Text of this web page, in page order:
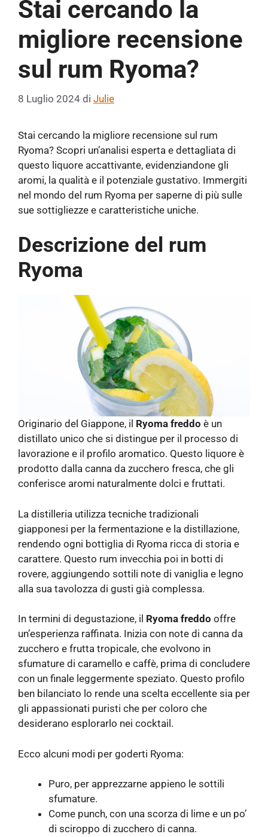
Stai cercando la
migliore recensione
sul rum Ryoma?
8 Luglio 2024 di Julie
Stai cercando la migliore recensione sul rum
Ryoma? Scopri un’analisi esperta e dettagliata di
questo liquore accattivante, evidenziandone gli
aromi, la qualità e il potenziale gustativo. Immergiti
nel mondo del rum Ryoma per saperne di più sulle
sue sottigliezze e caratteristiche uniche.
Descrizione del rum
Ryoma
Originario del Giappone, il Ryoma freddo è un
distillato unico che si distingue per il processo di
lavorazione e il profilo aromatico. Questo liquore è
prodotto dalla canna da zucchero fresca, che gli
conferisce aromi naturalmente dolci e fruttati.
La distilleria utilizza tecniche tradizionali
giapponesi per la fermentazione e la distillazione,
rendendo ogni bottiglia di Ryoma ricca di storia e
carattere. Questo rum invecchia poi in botti di
rovere, aggiungendo sottili note di vaniglia e legno
alla sua tavolozza di gusti già complessa.
In termini di degustazione, il Ryoma freddo offre
un’esperienza raffinata. Inizia con note di canna da
zucchero e frutta tropicale, che evolvono in
sfumature di caramello e caffè, prima di concludere
con un finale leggermente speziato. Questo profilo
ben bilanciato lo rende una scelta eccellente sia per
gli appassionati puristi che per coloro che
desiderano esplorarlo nei cocktail.
Ecco alcuni modi per goderti Ryoma:
Puro, per apprezzarne appieno le sottili
sfumature.
Come punch, con una scorza di lime e un po’
di sciroppo di zucchero di canna.